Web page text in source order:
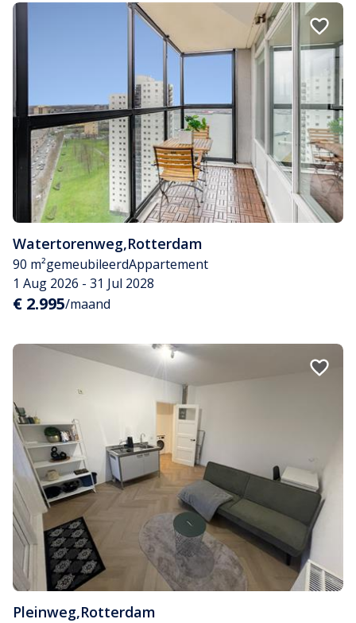
Watertorenweg,Rotterdam
90 m²gemeubileerdAppartement
1 Aug 2026 - 31 Jul 2028
€ 2.995/maand
Pleinweg,Rotterdam